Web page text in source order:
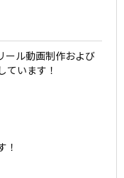
ール動画制作および
ています！
！